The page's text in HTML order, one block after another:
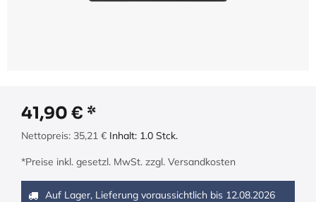
41,90 €
Nettopreis: 35,21 € Inhalt: 1.0 Stck.
*Preise inkl. gesetzl. MwSt. zzgl. Versandkosten
Auf Lager, Lieferung voraussichtlich bis 12.08.2026